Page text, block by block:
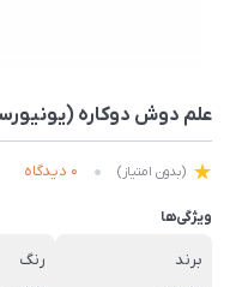
علم دوش دوکاره
(بدون امتیاز) 0 دیدگاه
ویژگی‌ها
برند
رنگ